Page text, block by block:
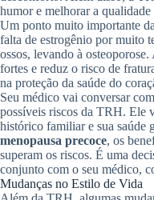
humor e melhorar a qualidade
Um ponto muito importante
falta de estrogênio por muito
ossos, levando à
fortes e reduz o risco de
na proteção da saúde do
Seu médico vai conversar
possíveis riscos da TRH. Ele
histórico familiar e sua saúde
menopausa precoce, os
superam os riscos. É uma
conjunto com o seu médico,
Mudanças no Estilo de Vida